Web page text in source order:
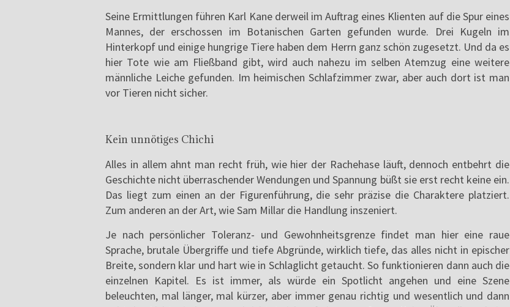
Seine Ermittlungen führen Karl Kane derweil im Auftrag eines Klienten auf die Spur eines
Mannes, der erschossen im Botanischen Garten gefunden wurde. Drei Kugeln im
Hinterkopf und einige hungrige Tiere haben dem Herrn ganz schön zugesetzt. Und da es
hier Tote wie am Fließband gibt, wird auch nahezu im selben Atemzug eine weitere
männliche Leiche gefunden. Im heimischen Schlafzimmer zwar, aber auch dort ist man
vor Tieren nicht sicher.
Kein unnötiges Chichi
Alles in allem ahnt man recht früh, wie hier der Rachehase läuft, dennoch entbehrt die
Geschichte nicht überraschender Wendungen und Spannung büßt sie erst recht keine ein.
Das liegt zum einen an der Figurenführung, die sehr präzise die Charaktere platziert.
Zum anderen an der Art, wie Sam Millar die Handlung inszeniert.
Je nach persönlicher Toleranz- und Gewohnheitsgrenze findet man hier eine raue
Sprache, brutale Übergriffe und tiefe Abgründe, wirklich tiefe, das alles nicht in epischer
Breite, sondern klar und hart wie in Schlaglicht getaucht. So funktionieren dann auch die
einzelnen Kapitel. Es ist immer, als würde ein Spotlicht angehen und eine Szene
beleuchten, mal länger, mal kürzer, aber immer genau richtig und wesentlich und dann